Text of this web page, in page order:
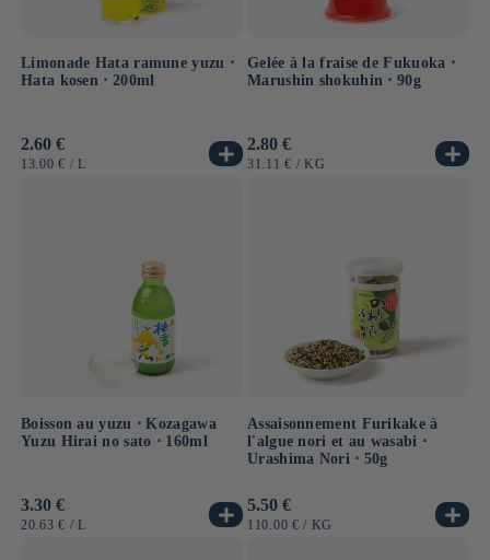
Limonade Hata ramune yuzu ⋅
Hata kosen ⋅ 200ml
Prix
habituel
2.60 €
PRIX
13.00 € / PAR
L
Gelée à la fraise de Fukuoka ⋅
Marushin shokuhin ⋅ 90g
Prix
habituel
2.80 €
PRIX
31.11 € / PAR
KG
Boisson au yuzu ⋅ Kozagawa
Yuzu Hirai no sato ⋅ 160ml
Prix
habituel
3.30 €
PRIX
20.63 € / PAR
L
Assaisonnement Furikake à
l'algue nori et au wasabi ⋅
Urashima Nori ⋅ 50g
Prix
habituel
5.50 €
PRIX
110.00 € / PAR
KG